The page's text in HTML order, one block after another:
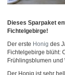
Dieses Sparpaket
Fichtelgebirge!
Der erste Honig des
Fichtelgebirge blüht:
Frühlingsblumen und
Der Honig ist sehr